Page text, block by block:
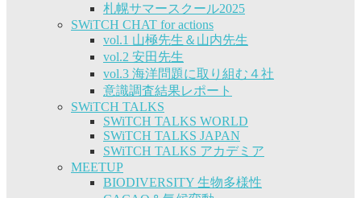
札幌サマースクール2025
SWiTCH CHAT for actions
vol.1 山極先生＆山内先生
vol.2 安田先生
vol.3 海洋問題に取り組む４社
意識調査結果レポート
SWiTCH TALKS
SWiTCH TALKS WORLD
SWiTCH TALKS JAPAN
SWiTCH TALKS アカデミア
MEETUP
BIODIVERSITY 生物多様性